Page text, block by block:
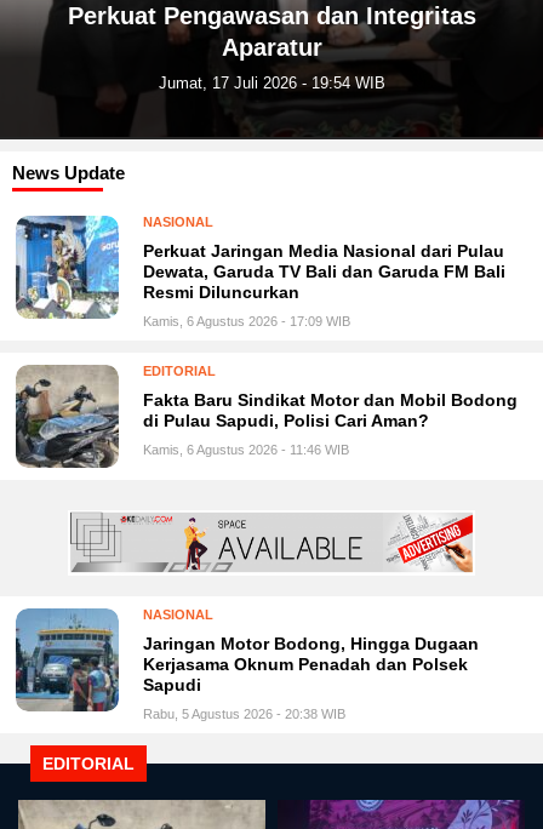
Dampingi PKK Tunggul Wulung Cegah
Stunting
Kamis, 16 Juli 2026 - 19:37 WIB
News Update
NASIONAL
Perkuat Jaringan Media Nasional dari Pulau
Dewata, Garuda TV Bali dan Garuda FM Bali
Resmi Diluncurkan
Kamis, 6 Agustus 2026 - 17:09 WIB
EDITORIAL
Fakta Baru Sindikat Motor dan Mobil Bodong
di Pulau Sapudi, Polisi Cari Aman?
Kamis, 6 Agustus 2026 - 11:46 WIB
NASIONAL
Jaringan Motor Bodong, Hingga Dugaan
Kerjasama Oknum Penadah dan Polsek
Sapudi
Rabu, 5 Agustus 2026 - 20:38 WIB
EDITORIAL